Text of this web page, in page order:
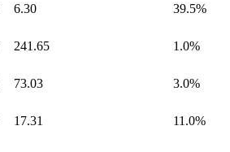
6.30 39.5%
241.65 1.0%
73.03 3.0%
17.31 11.0%